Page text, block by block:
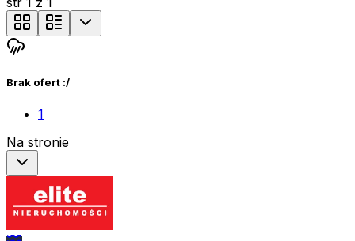
Brak ofert :/
1
Na stronie